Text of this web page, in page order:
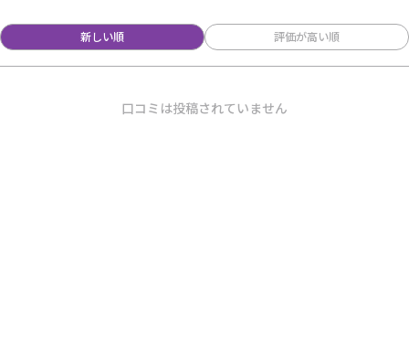
新しい順 評価が高い順
口コミは投稿されていません